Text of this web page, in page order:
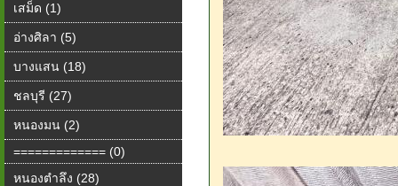
เสม็ด (1)
อ่างศิลา (5)
บางแสน (18)
ชลบุรี (27)
หนองมน (2)
============= (0)
หนองตำลึง (28)